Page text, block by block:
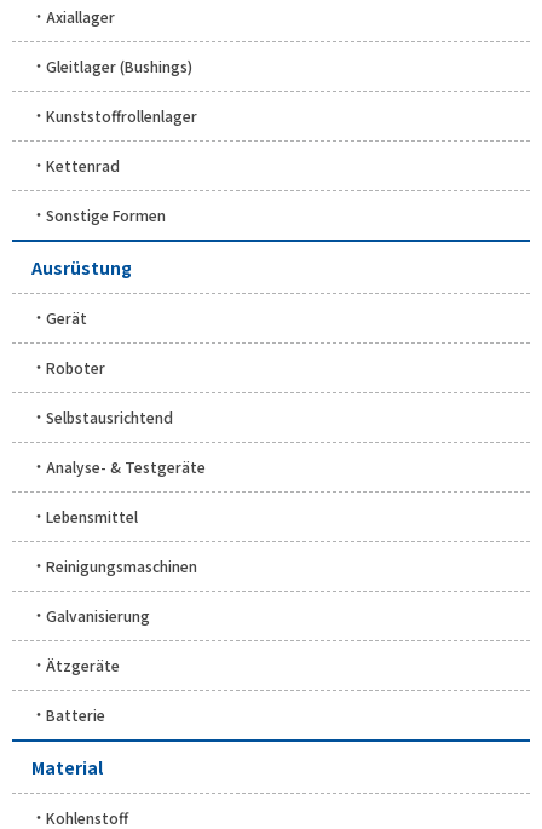
Axiallager
Gleitlager (Bushings)
Kunststoffrollenlager
Kettenrad
Sonstige Formen
Ausrüstung
Gerät
Roboter
Selbstausrichtend
Analyse- & Testgeräte
Lebensmittel
Reinigungsmaschinen
Galvanisierung
Ätzgeräte
Batterie
Material
Kohlenstoff